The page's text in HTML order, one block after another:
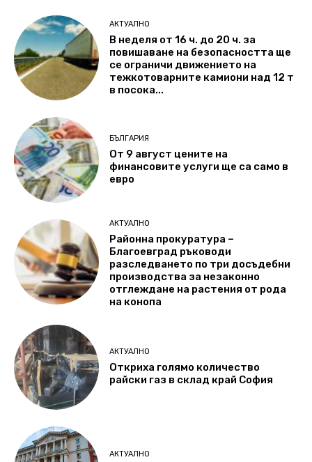
АКТУАЛНО
В неделя от 16 ч. до 20 ч. за
повишаване на безопасността ще
се ограничи движението на
тежкотоварните камиони над 12 т
в посока...
БЪЛГАРИЯ
От 9 август цените на
финансовите услуги ще са само в
евро
АКТУАЛНО
Районна прокуратура –
Благоевград ръководи
разследването по три досъдебни
производства за незаконно
отглеждане на растения от рода
на конопа
АКТУАЛНО
Откриха голямо количество
райски газ в склад край София
АКТУАЛНО